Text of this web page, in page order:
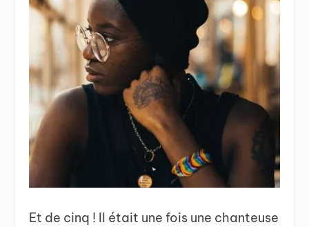
Et de cinq ! Il était une fois une chanteuse